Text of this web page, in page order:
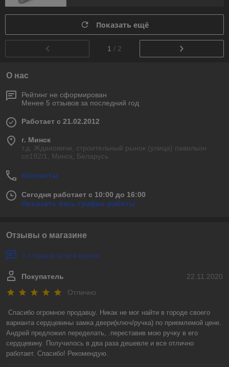
Показать ещё
1 / 2
О нас
Рейтинг не сформирован
Менее 5 отзывов за последний год
Работает с 21.02.2012
г. Минск
т.д. Ждановичи, строительный рынок (улица) павильон
сп192/1, Минск, Беларусь
Контакты
Сегодня работает с 10:00 до 16:00
Показать весь график работы
Отзывы о магазине
3 отзывов за всё время
22.11.2020
Покупатель
Отлично
Спасибо огромное продавцу. Никак не мог найти в городе своего
варианта сердцевины замка двери(ключ/ручка) по приемлемой цене.
Андрей предложил переделать, .переставив мою ручку в его
сердцевину. Получилось в два раза дешевле и все отлично
работает. Спасибо! Рекомендую.